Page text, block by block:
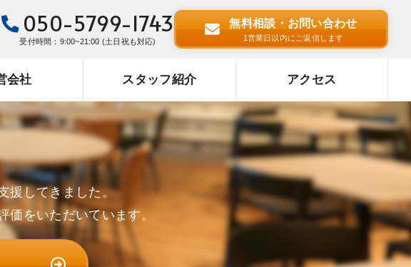
050-5799-1743
受付時間：9:00~21:00 (土日祝も対応)
無料相談・お問い合わせ
1営業日以内にご返信します
会社 スタッフ紹介 アクセス
援してきました。
価をいただいています。